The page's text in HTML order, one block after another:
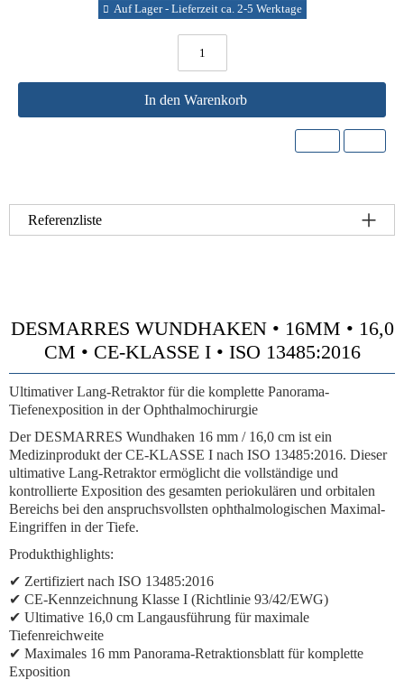
Auf Lager - Lieferzeit ca. 2-5 Werktage
In den Warenkorb
Referenzliste
DESMARRES WUNDHAKEN • 16MM • 16,0
CM • CE-KLASSE I • ISO 13485:2016
Ultimativer Lang-Retraktor für die komplette Panorama-
Tiefenexposition in der Ophthalmochirurgie
Der DESMARRES Wundhaken 16 mm / 16,0 cm ist ein
Medizinprodukt der CE-KLASSE I nach ISO 13485:2016. Dieser
ultimative Lang-Retraktor ermöglicht die vollständige und
kontrollierte Exposition des gesamten periokulären und orbitalen
Bereichs bei den anspruchsvollsten ophthalmologischen Maximal-
Eingriffen in der Tiefe.
Produkthighlights:
✔ Zertifiziert nach ISO 13485:2016
✔ CE-Kennzeichnung Klasse I (Richtlinie 93/42/EWG)
✔ Ultimative 16,0 cm Langausführung für maximale
Tiefenreichweite
✔ Maximales 16 mm Panorama-Retraktionsblatt für komplette
Exposition